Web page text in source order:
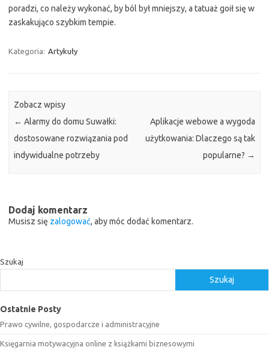
poradzi, co należy wykonać, by ból był mniejszy, a tatuaż goił się w
zaskakująco szybkim tempie.
Kategoria: Artykuły
Zobacz wpisy
← Alarmy do domu Suwałki:
dostosowane rozwiązania pod
indywidualne potrzeby
Aplikacje webowe a wygoda
użytkowania: Dlaczego są tak
popularne? →
Dodaj komentarz
Musisz się zalogować, aby móc dodać komentarz.
Szukaj
Szukaj
Ostatnie Posty
Prawo cywilne, gospodarcze i administracyjne
Księgarnia motywacyjna online z książkami biznesowymi